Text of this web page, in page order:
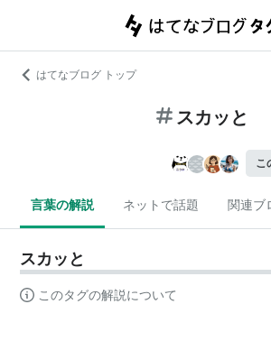
はてなブログ トップ
スカッと
こ
言葉の解説 ネットで話題 関連ブ
スカッと
このタグの解説について